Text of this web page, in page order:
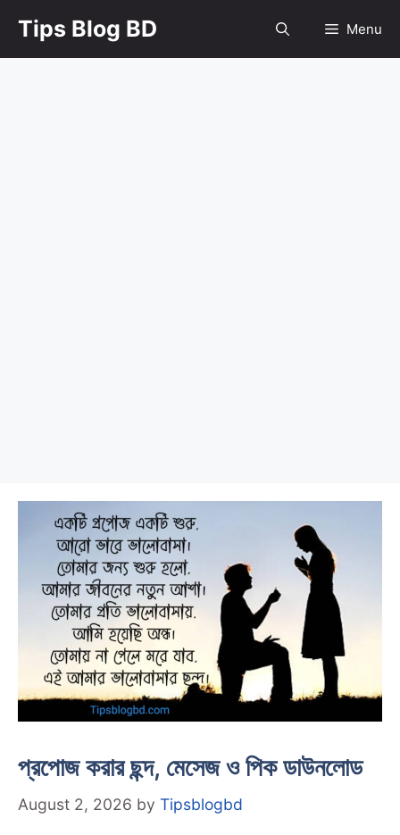
content
Tips Blog BD Menu
প্রপোজ করার ছন্দ, মেসেজ ও পিক ডাউনলোড
August 2, 2026 by Tipsblogbd